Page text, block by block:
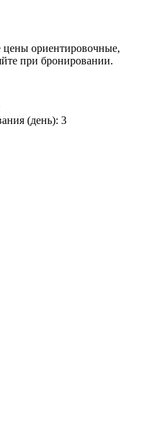
цены ориентировочные,
при бронировании.
(день): 3